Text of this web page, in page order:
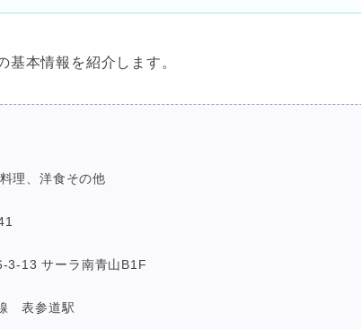
本情報を紹介します。
理、洋食その他
3-13 サーラ南青山B1F
表参道駅